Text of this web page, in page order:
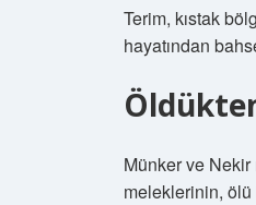
Terim, kıstak
hayatından
Münker ve
meleklerinin,